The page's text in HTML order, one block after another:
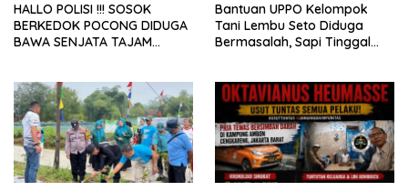
HALLO POLISI !!! SOSOK
BERKEDOK POCONG DIDUGA
BAWA SENJATA TAJAM
LEBONG
Bantuan UPPO Kelompok
Tani Lembu Seto Diduga
Bermasalah, Sapi Tinggal